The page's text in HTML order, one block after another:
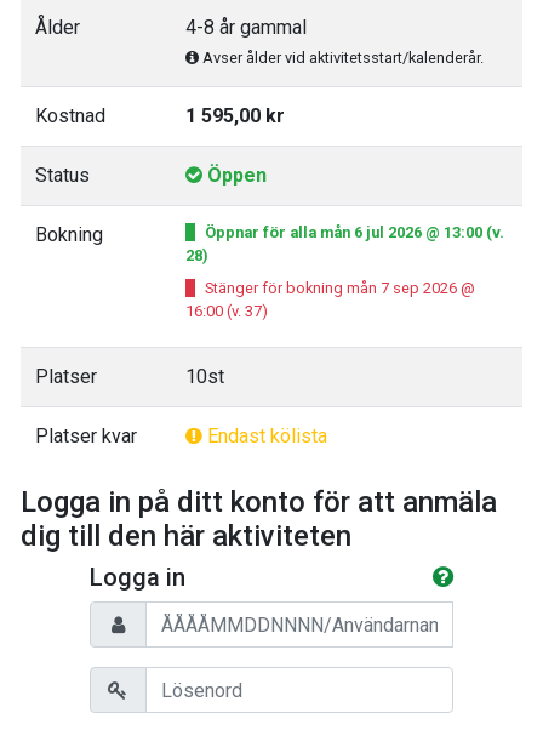
Ålder 4-8 år gammal
Avser ålder vid aktivitetsstart/kalenderår.
Kostnad 1 595,00 kr
Status Öppen
Bokning
Öppnar för alla mån 6 jul 2026 @ 13:00 (v.
28)
Stänger för bokning mån 7 sep 2026 @
16:00 (v. 37)
Platser 10st
Platser kvar Endast kölista
Logga in på ditt konto för att anmäla
dig till den här aktiviteten
Logga in
Personnummer/Användarnamn
Lösenord